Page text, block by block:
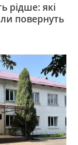
рідше: які
повернуть